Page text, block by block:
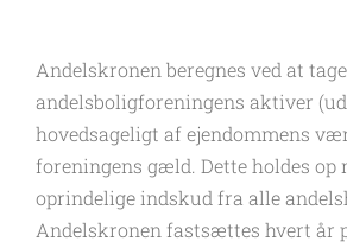
Andelskronen beregnes ved at tage
andelsboligforeningens aktiver
hovedsageligt af ejendommens
foreningens gæld. Dette holdes op
oprindelige indskud fra alle
Andelskronen fastsættes hvert år